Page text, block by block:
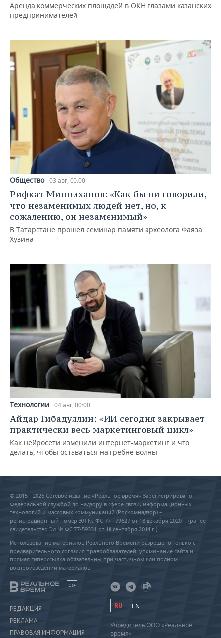
Аренда коммерческих площадей в ОКН глазами казанских
предпринимателей
Общество 03 авг, 00:00
Рифкат Минниханов: «Как бы ни говорили,
что незаменимых людей нет, но, к
сожалению, он незаменимый»
В Татарстане прошел семинар памяти археолога Фаяза
Хузина
Технологии 04 авг, 00:00
Айдар Гибадуллин: «ИИ сегодня закрывает
практически весь маркетинговый цикл»
Как нейросети изменили интернет-маркетинг и что
делать, чтобы оставаться на гребне волны
© 2015 - 2026 Сетевое издание «Реальное время» Зарегистрировано
Федеральной службой по надзору в сфере связи, информационных
технологий и массовых коммуникаций (Роскомнадзор) –
регистрационный номер ЭЛ № ФС 77 - 79627 от 18 декабря 2020 г. (ранее
свидетельство Эл № ФС 77-59331 от 18 сентября 2014 г.)
Использование материалов Реального Времени разрешено только с
предварительного согласия правообладателей, упоминание сайта и
прямая гиперссылка обязательны при частичном или полном
воспроизведении материалов.
18+
РЕДАКЦИЯ
РЕКЛАМА
ПРАВОВАЯ ИНФОРМАЦИЯ
RU EN
Учредитель ООО «Реальное
время»